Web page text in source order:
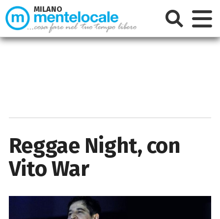
Reggae Night, con
Vito War
MILANO